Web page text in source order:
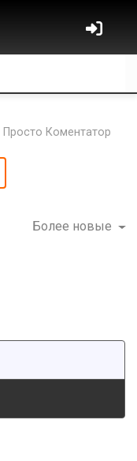
Просто Коментатор
Более новые